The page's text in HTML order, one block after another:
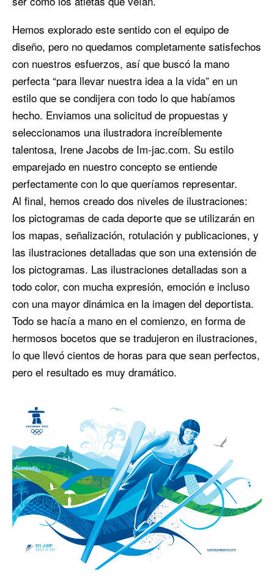
Hemos explorado este sentido con el equipo de
diseño, pero no quedamos completamente satisfechos
con nuestros esfuerzos, así que buscó la mano
perfecta “para llevar nuestra idea a la vida” en un
estilo que se condijera con todo lo que habíamos
hecho. Enviamos una solicitud de propuestas y
seleccionamos una ilustradora increíblemente
talentosa, Irene Jacobs de Im-jac.com. Su estilo
emparejado en nuestro concepto se entiende
perfectamente con lo que queríamos representar.
Al final, hemos creado dos niveles de ilustraciones:
los pictogramas de cada deporte que se utilizarán en
los mapas, señalización, rotulación y publicaciones, y
las ilustraciones detalladas que son una extensión de
los pictogramas. Las ilustraciones detalladas son a
todo color, con mucha expresión, emoción e incluso
con una mayor dinámica en la imagen del deportista.
Todo se hacía a mano en el comienzo, en forma de
hermosos bocetos que se tradujeron en ilustraciones,
lo que llevó cientos de horas para que sean perfectos,
pero el resultado es muy dramático.